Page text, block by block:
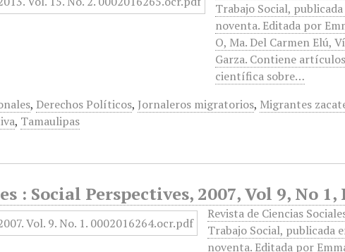
Trabajo Social,
noventa. Editada por
O, Ma. Del Carmen Elú,
Garza. Contiene
científica sobre…
, Derechos Políticos, Jornaleros migratorios, Migrantes
, Tamaulipas
: Social Perspectives, 2007, Vol 9, No
Revista de Ciencias
Trabajo Social, publicada
noventa. Editada por